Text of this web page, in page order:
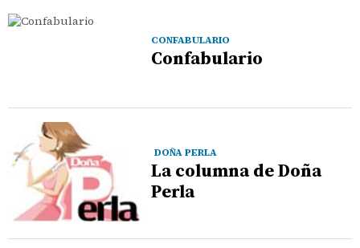
CONFABULARIO
Confabulario
DOÑA PERLA
La columna de Doña
Perla